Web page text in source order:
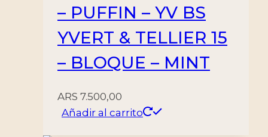
– PUFFIN – YV BS
YVERT & TELLIER 15
– BLOQUE – MINT
ARS 7.500,00
Añadir al carrito